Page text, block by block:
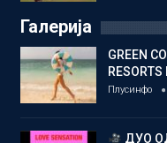
Галерија
GREEN
Плусинфо
ДУО